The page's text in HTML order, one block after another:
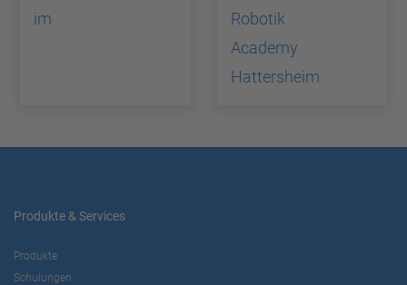
im
Robotik
Academy
Hattersheim
Produkte & Services
Produkte
Schulungen